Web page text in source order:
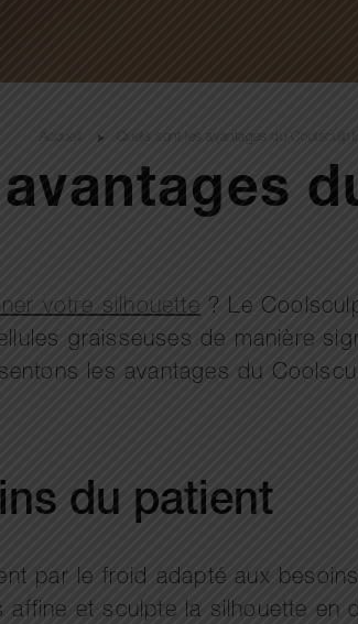
Accueil Quels sont les avantages du
votre silhouette? Le
graisseuses de manière
les avantages du
du patient
par le froid adapté aux
affine et sculpte la silhouette en